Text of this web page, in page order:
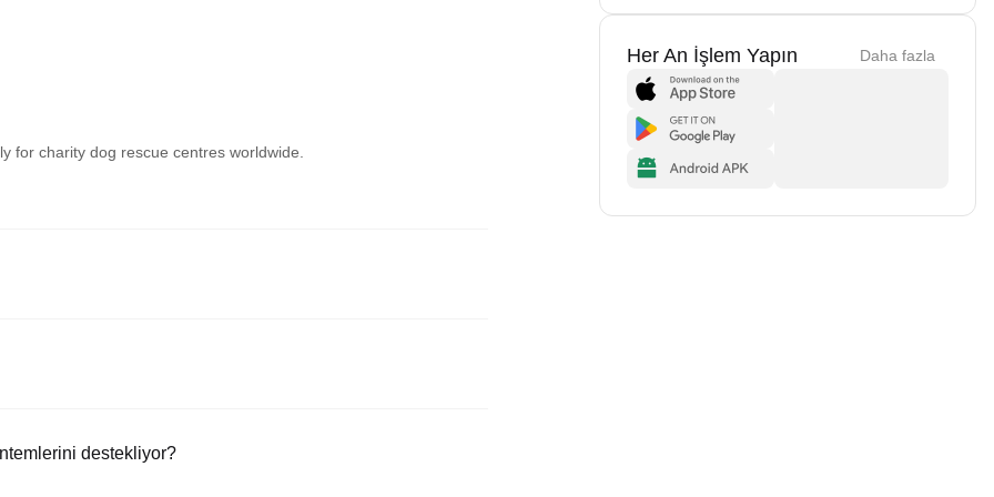
for charity dog rescue centres worldwide.
sunar. Örneğin, Poloniex, DUKO dahil olmak üzere çeşitli kripto
sunar.
destekliyor?
Her An İşlem Yapın Daha fazla